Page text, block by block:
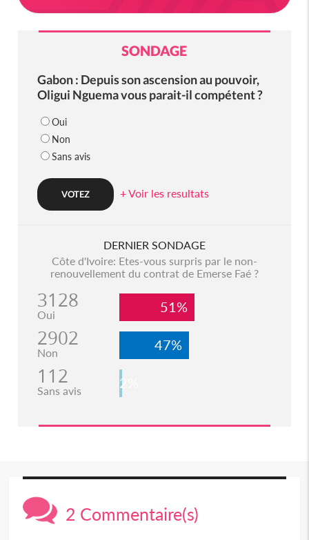
SONDAGE
Gabon : Depuis son ascension au pouvoir,
Oligui Nguema vous parait-il compétent ?
Oui
Non
Sans avis
+ Voir les resultats
DERNIER SONDAGE
Côte d'Ivoire: Etes-vous surpris par le non-
renouvellement du contrat de Emerse Faé ?
3128
Oui 51%
2902
Non 47%
112
Sans avis 2%
2 Commentaire(s)